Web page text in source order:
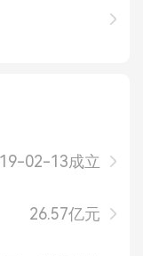
02-13成立
26.57亿元